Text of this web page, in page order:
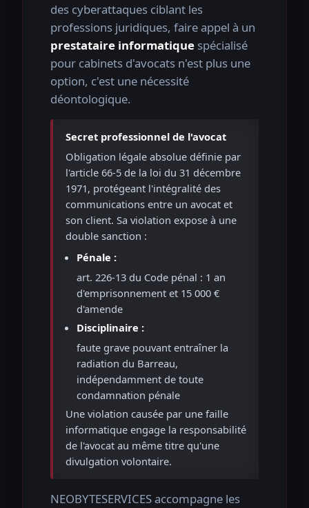
des cyberattaques ciblant les
professions juridiques, faire appel à un
prestataire informatique spécialisé
pour cabinets d'avocats n'est plus une
option, c'est une nécessité
déontologique.
Secret professionnel de l'avocat
Obligation légale absolue définie par
l'article 66-5 de la loi du 31 décembre
1971, protégeant l'intégralité des
communications entre un avocat et
son client. Sa violation expose à une
double sanction :
Pénale :
art. 226-13 du Code pénal : 1 an
d'emprisonnement et 15 000 €
d'amende
Disciplinaire :
faute grave pouvant entraîner la
radiation du Barreau,
indépendamment de toute
condamnation pénale
Une violation causée par une faille
informatique engage la responsabilité
de l'avocat au même titre qu'une
divulgation volontaire.
NEOBYTESERVICES accompagne les